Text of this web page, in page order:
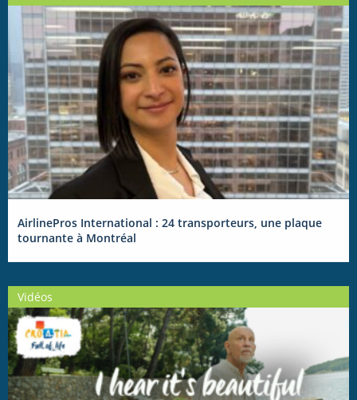
AirlinePros International : 24 transporteurs, une plaque
tournante à Montréal
Vidéos